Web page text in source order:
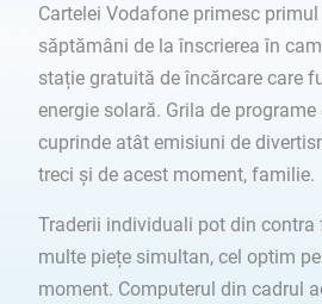
Cartelei Vodafone primesc
săptămâni de la înscrierea în
stație gratuită de încărcare care
energie solară. Grila de
cuprinde atât emisiuni de
treci și de acest moment, familie.
Traderii individuali pot din contra
multe piețe simultan, cel optim
moment. Computerul din cadrul